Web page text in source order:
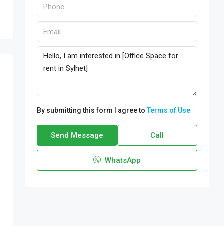
By submitting this form I agree toTerms of Use
Send Message Call
WhatsApp